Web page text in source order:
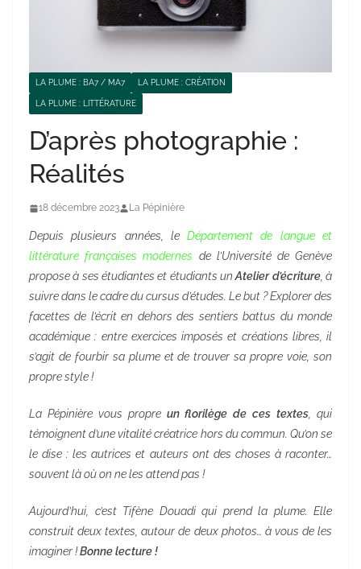
LA PLUME : BA7 / MA7 LA PLUME : CRÉATION
LA PLUME : LITTÉRATURE
D’après photographie :
Réalités
18 décembre 2023 La Pépinière
Depuis plusieurs années, leDépartement de langue et
littérature françaises modernes de l’Université de Genève
propose à ses étudiantes et étudiants unAtelier d’écriture, à
suivre dans le cadre du cursus d’études. Le but ? Explorer des
facettes de l’écrit en dehors des sentiers battus du monde
académique : entre exercices imposés et créations libres, il
s’agit de fourbir sa plume et de trouver sa propre voie, son
propre style !
La Pépinière vous propre un florilège de ces textes , qui
témoignent d’une vitalité créatrice hors du commun. Qu’on se
le dise : les autrices et auteurs ont des choses à raconter…
souvent là où on ne les attend pas !
Aujourd’hui, c’est Tifène Douadi qui prend la plume. Elle
construit deux textes, autour de deux photos… à vous de les
imaginer !Bonne lecture !